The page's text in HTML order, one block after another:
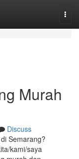
Murah
Discuss
Semarang?
kami/saya